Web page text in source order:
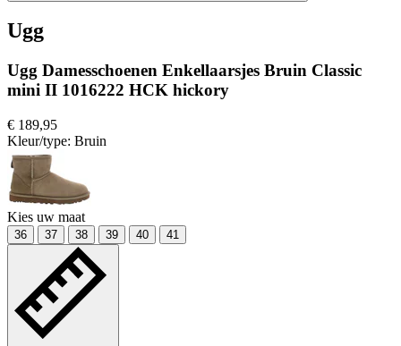
Ugg
Ugg Damesschoenen Enkellaarsjes Bruin Classic
mini II 1016222 HCK hickory
€ 189,95
Kleur/type: Bruin
Kies uw maat
36 37 38 39 40 41